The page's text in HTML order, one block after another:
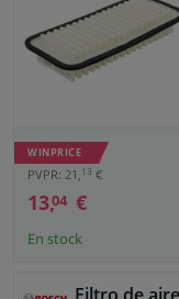
Taller y
Accesorios para
Sensores y Aparatos
WINPRICE
PVPR: 21,13 €
13,04 €
En stock